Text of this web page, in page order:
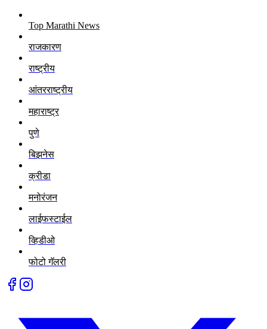
Top Marathi News
राजकारण
राष्ट्रीय
आंतरराष्ट्रीय
महाराष्ट्र
पुणे
बिझनेस
क्रीडा
मनोरंजन
लाईफस्टाईल
व्हिडीओ
फोटो गॅलरी